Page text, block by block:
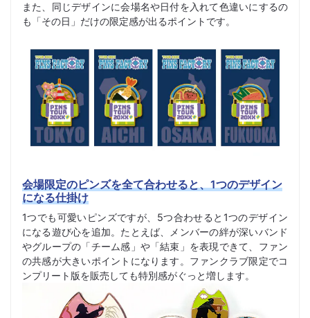
また、同じデザインに会場名や日付を入れて色違いにするの
も「その日」だけの限定感が出るポイントです。
会場限定のピンズを全て合わせると、1つのデザイン
になる仕掛け
1つでも可愛いピンズですが、5つ合わせると1つのデザイン
になる遊び心を追加。たとえば、メンバーの絆が深いバンド
やグループの「チーム感」や「結束」を表現できて、ファン
の共感が大きいポイントになります。ファンクラブ限定でコ
ンプリート版を販売しても特別感がぐっと増します。